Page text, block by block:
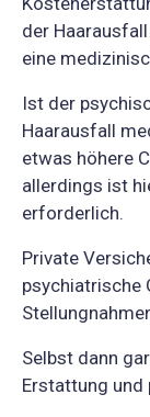
der
eine
Ist der
Haarausfall
etwas höhere
allerdings ist
erforderlich.
Private
psychiatrische
Selbst dann
Erstattung und